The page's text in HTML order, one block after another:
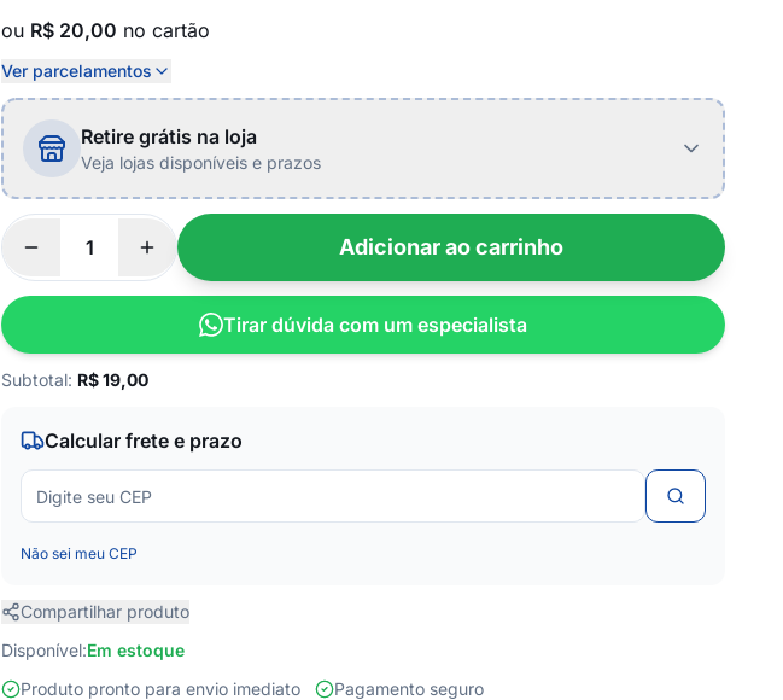
ou R$ 20,00 no cartão
Ver parcelamentos
Retire grátis na loja
Veja lojas disponíveis e prazos
Adicionar ao carrinho
Tirar dúvida com um especialista
Subtotal: R$19,00
Calcular frete e prazo
Não sei meu CEP
Compartilhar produto
Disponível:Em estoque
Produto pronto para envio imediato
Pagamento seguro